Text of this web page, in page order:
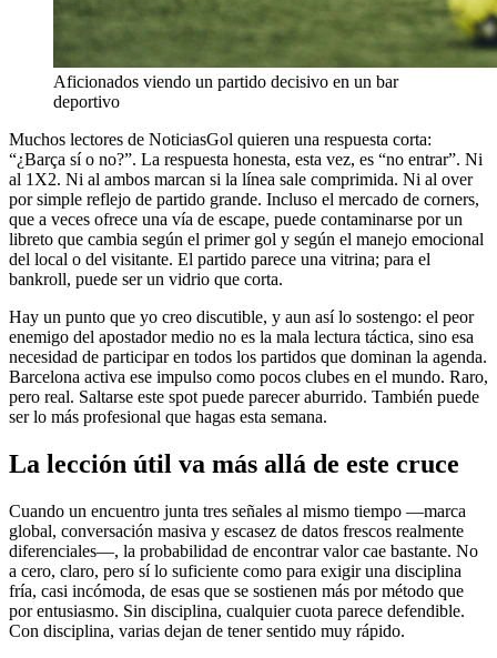
Aficionados viendo un partido decisivo en un bar
deportivo
Muchos lectores de NoticiasGol quieren una respuesta corta:
“¿Barça sí o no?”. La respuesta honesta, esta vez, es “no entrar”. Ni
al 1X2. Ni al ambos marcan si la línea sale comprimida. Ni al over
por simple reflejo de partido grande. Incluso el mercado de corners,
que a veces ofrece una vía de escape, puede contaminarse por un
libreto que cambia según el primer gol y según el manejo emocional
del local o del visitante. El partido parece una vitrina; para el
bankroll, puede ser un vidrio que corta.
Hay un punto que yo creo discutible, y aun así lo sostengo: el peor
enemigo del apostador medio no es la mala lectura táctica, sino esa
necesidad de participar en todos los partidos que dominan la agenda.
Barcelona activa ese impulso como pocos clubes en el mundo. Raro,
pero real. Saltarse este spot puede parecer aburrido. También puede
ser lo más profesional que hagas esta semana.
La lección útil va más allá de este cruce
Cuando un encuentro junta tres señales al mismo tiempo —marca
global, conversación masiva y escasez de datos frescos realmente
diferenciales—, la probabilidad de encontrar valor cae bastante. No
a cero, claro, pero sí lo suficiente como para exigir una disciplina
fría, casi incómoda, de esas que se sostienen más por método que
por entusiasmo. Sin disciplina, cualquier cuota parece defendible.
Con disciplina, varias dejan de tener sentido muy rápido.